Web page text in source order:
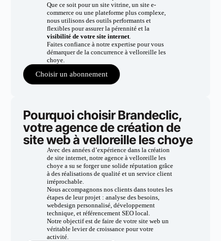
Que ce soit pour un site vitrine, un site e-
commerce ou une plateforme plus complexe,
nous utilisons des outils performants et
flexibles pour assurer la pérennité et la
visibilité de votre site internet.
Faites confiance à notre expertise pour vous
démarquer de la concurrence à velloreille les
choye.
Choisir un abonnement
Pourquoi choisir Brandeclic,
votre agence de création de
site web à velloreille les choye
Avec des années d’expérience dans la création
de site internet, notre agence à velloreille les
choye a su se forger une solide réputation grâce
à des réalisations de qualité et un service client
irréprochable.
Nous accompagnons nos clients dans toutes les
étapes de leur projet : analyse des besoins,
webdesign personnalisé, développement
technique, et référencement SEO local.
Notre objectif est de faire de votre site web un
véritable levier de croissance pour votre
activité.